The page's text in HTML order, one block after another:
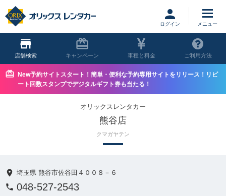
ログイン
店舗 キャンペーン 車種と料金 ご利用方法
New予約サイトスタート！簡単・便利な予約専用サイトをリリース！リピ
ート回数スタンプでデジタルギフト券も当たる！
オリックスレンタカー
熊谷店
クマガヤテン
埼玉県 熊谷市佐谷田４００８－６
048-527-2543